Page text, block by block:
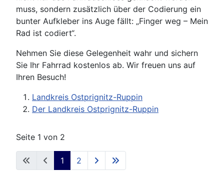
muss, sondern zusätzlich über der Codierung ein
bunter Aufkleber ins Auge fällt: „Finger weg – Mein
Rad ist codiert“.
Nehmen Sie diese Gelegenheit wahr und sichern
Sie Ihr Fahrrad kostenlos ab. Wir freuen uns auf
Ihren Besuch!
Landkreis Ostprignitz-Ruppin
Der Landkreis Ostprignitz-Ruppin
Seite 1 von 2
1 2